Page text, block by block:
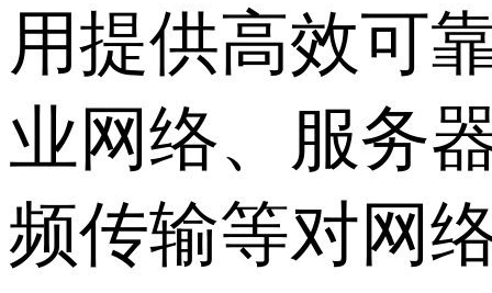
用提供高效可
业网络、服务
频传输等对网